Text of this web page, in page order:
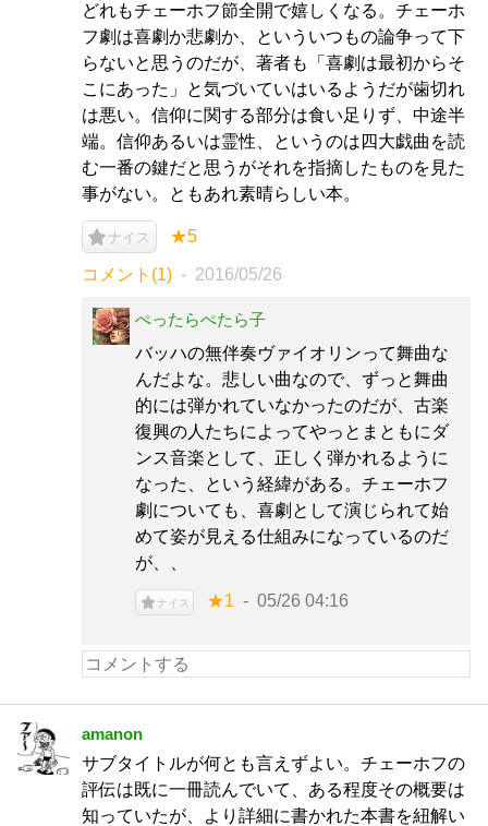
どれもチェーホフ節全開で嬉しくなる。チェーホ
フ劇は喜劇か悲劇か、といういつもの論争って下
らないと思うのだが、著者も「喜劇は最初からそ
こにあった」と気づいていはいるようだが歯切れ
は悪い。信仰に関する部分は食い足りず、中途半
端。信仰あるいは霊性、というのは四大戯曲を読
む一番の鍵だと思うがそれを指摘したものを見た
事がない。ともあれ素晴らしい本。
ナイス ★5
コメント(1) 2016/05/26
ぺったらぺたら子
バッハの無伴奏ヴァイオリンって舞曲な
んだよな。悲しい曲なので、ずっと舞曲
的には弾かれていなかったのだが、古楽
復興の人たちによってやっとまともにダ
ンス音楽として、正しく弾かれるように
なった、という経緯がある。チェーホフ
劇についても、喜劇として演じられて始
めて姿が見える仕組みになっているのだ
が、、
ナイス ★1 05/26 04:16
amanon
サブタイトルが何とも言えずよい。チェーホフの
評伝は既に一冊読んでいて、ある程度その概要は
知っていたが、より詳細に書かれた本書を紐解い